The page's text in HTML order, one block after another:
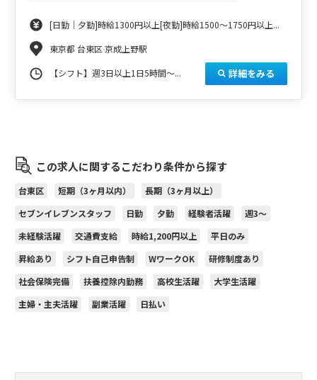
[日勤｜夕勤]時給1300円以上[夜勤]時給1500～1750円以上...
東京都 台東区 京成上野駅
【シフト】週3日以上1日5時間～... 詳細をみる
この求人に関するこだわり条件から探す
台東区 短期（3ヶ月以内）
長期（3ヶ月以上）
セブンイレブンスタッフ
日勤 夕勤 経験者活躍
週3～
未経験活躍
交通費支給 時給1,200円以上
平日のみ
昇給あり
シフト自己申告制 WワークOK
研修制度あり
社会保険完備
扶養控除内勤務 高校生活躍
大学生活躍
主婦・主夫活躍
副業活躍 日払い